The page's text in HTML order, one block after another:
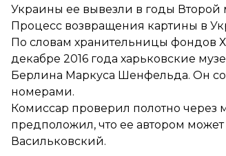
Украины ее вывезли в годы
Процесс возвращения картины в
По словам хранительницы фондов
декабре 2016 года харьковские
Берлина Маркуса Шенфельда. Он
номерами.
Комиссар проверил полотно через
предположил, что ее автором
Васильковский.